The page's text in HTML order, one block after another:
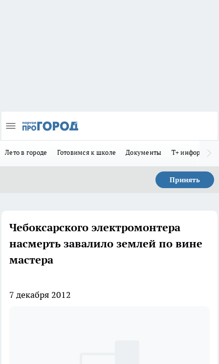
Лето в городе Готовимся к школе Документы Т+
Принять
Чебоксарского электромонтера
насмерть завалило землей по вине
мастера
7 декабря 2012